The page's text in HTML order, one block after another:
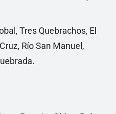
Tres Quebrachos, El
Río San Manuel,